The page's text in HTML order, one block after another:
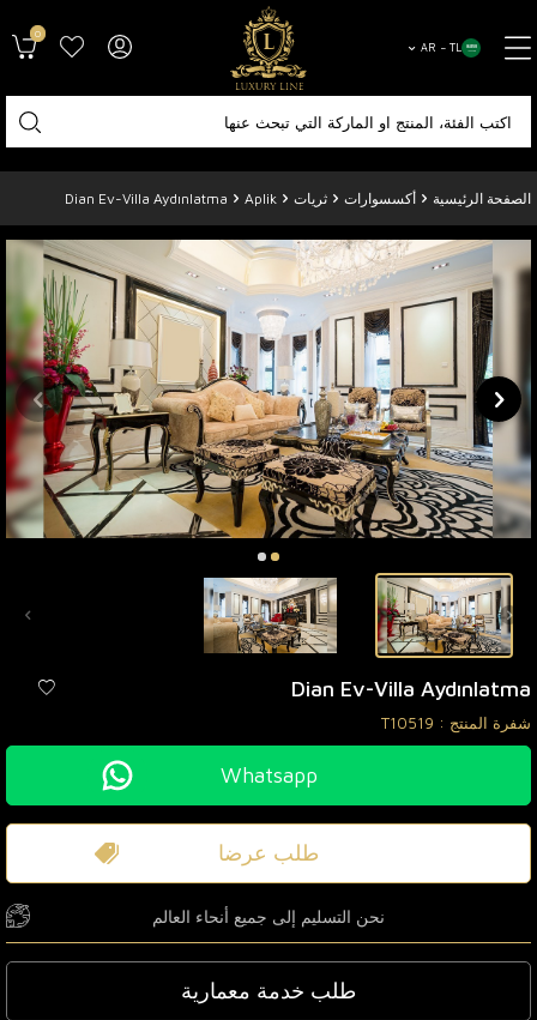
AR − TL
0
الصفحة الرئيسية أكسسوارات ثريات Aplik
Dian Ev-Villa Aydınlatma
Dian Ev-Villa Aydınlatma
شفرة المنتج : T10519
Whatsapp
طلب عرضا
نحن التسليم إلى جميع أنحاء العالم
طلب خدمة معمارية